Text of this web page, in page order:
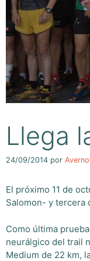
Llega
24/09/2014 por
El próximo 11 de
Salomon- y tercera
Como última
neurálgico del trail
Medium de 22 km,